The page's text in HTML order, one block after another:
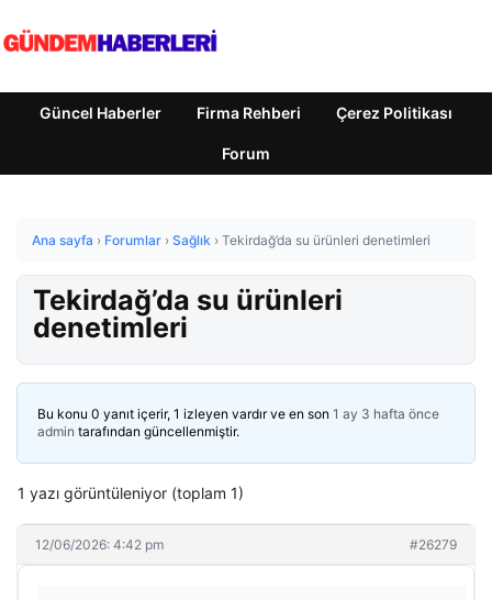
Güncel Haberler Firma Rehberi Çerez Politikası
Forum
Ana sayfa › Forumlar › Sağlık › Tekirdağ’da su ürünleri denetimleri
Tekirdağ’da su ürünleri
denetimleri
Bu konu 0 yanıt içerir, 1 izleyen vardır ve en son 1 ay 3 hafta önce
admin tarafından güncellenmiştir.
1 yazı görüntüleniyor (toplam 1)
12/06/2026: 4:42 pm #26279